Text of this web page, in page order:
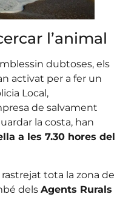
l’animal
dubtoses, els
activat per a fer un
Local,
de salvament
la costa, han
a les 7.30 hores del
tota la zona de
dels Agents Rurals